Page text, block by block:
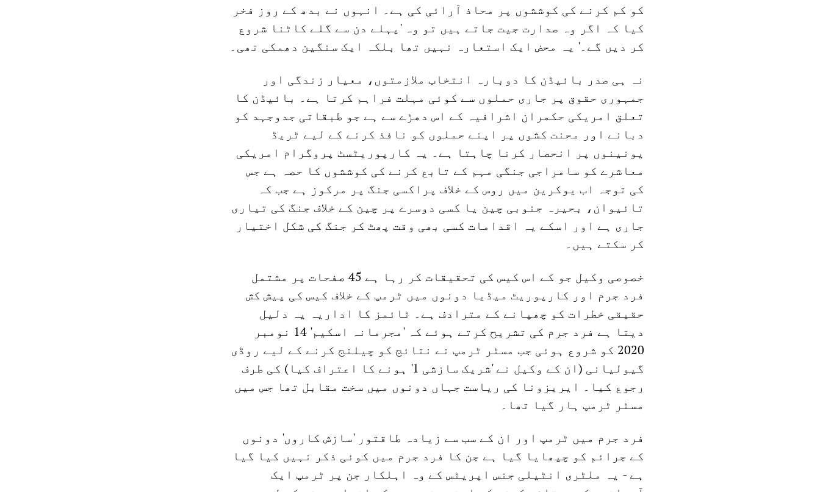
کو کم کرنے کی کوششوں پر محاذ آرائی کی ہے۔ انہوں نے بدھ کے روز فخر
کیا کہ اگر وہ صدارت جیت جاتے ہیں تو وہ 'پہلے دن سے گلے کاٹنا شروع
کر دیں گے۔' یہ محض ایک استعارہ نہیں تھا بلکہ ایک سنگین دھمکی تھی۔
نہ ہی صدر بائیڈن کا دوبارہ انتخاب ملازمتوں، معیار زندگی اور
جمہوری حقوق پر جاری حملوں سے کوئی مہلت فراہم کرتا ہے۔ بائیڈن کا
تعلق امریکی حکمران اشرافیہ کے اس دھڑے سے ہے جو طبقاتی جدوجہد کو
دبانے اور محنت کشوں پر اپنے حملوں کو نافذ کرنے کے لیے ٹریڈ
یونینوں پر انحصار کرنا چاہتا ہے۔ یہ کارپوریٹسٹ پروگرام امریکی
معاشرے کو سامراجی جنگی مہم کے تابع کرنے کی کوششوں کا حصہ ہے جس
کی توجہ اب یوکرین میں روس کے خلاف پراکسی جنگ پر مرکوز ہے جب کہ
تائیوان، بحیرہ جنوبی چین یا کسی دوسرے پر چین کے خلاف جنگ کی تیاری
جاری ہے اور اسکے یہ اقدامات کسی بھی وقت پھٹ کر جنگ کی شکل اختیار
کر سکتے ہیں۔
خصوصی وکیل جو کے اس کیس کی تحقیقات کر رہا ہے 45 صفحات پر مشتمل
فرد جرم اور کارپوریٹ میڈیا دونوں میں ٹرمپ کے خلاف کیس کی پیش کش
حقیقی خطرات کو چھپانے کے مترادف ہے۔ ٹائمز کا اداریہ یہ دلیل
دیتا ہے فرد جرم کی تشریح کرتے ہوئے کہ 'مجرمانہ اسکیم' 14 نومبر
2020 کو شروع ہوئی جب مسٹر ٹرمپ نے نتائج کو چیلنج کرنے کے لیے روڈی
گیولیانی (ان کے وکیل نے 'شریک سازشی 1' ہونے کا اعتراف کیا) کی طرف
رجوع کیا۔ ایریزونا کی ریاست جہاں دونوں میں سخت مقابل تھا جس میں
مسٹر ٹرمپ ہار گیا تھا۔
فرد جرم میں ٹرمپ اور ان کے سب سے زیادہ طاقتور 'سازش کاروں' دونوں
کے جرائم کو چپھایا گیا ہے جن کا فرد جرم میں کوئی ذکر نہیں کیا گیا
ہے - یہ ملٹری انٹیلی جنس اپریٹس کے وہ اہلکار جن پر ٹرمپ ایک